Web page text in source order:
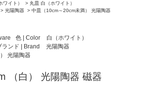
ワイト） > 丸皿 白（ホワイト）
> 光陽陶器 > 中皿（10cm～20cm未満） 光陽陶器
色 | Color
白（ホワイト）
ランド | Brand
光陽陶器
光陽陶器
（白） 光陽陶器 磁器